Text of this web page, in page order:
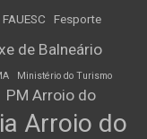
FAUESC Fesporte
de Balneário
Ministério do Turismo
PM Arroio do
Arroio do